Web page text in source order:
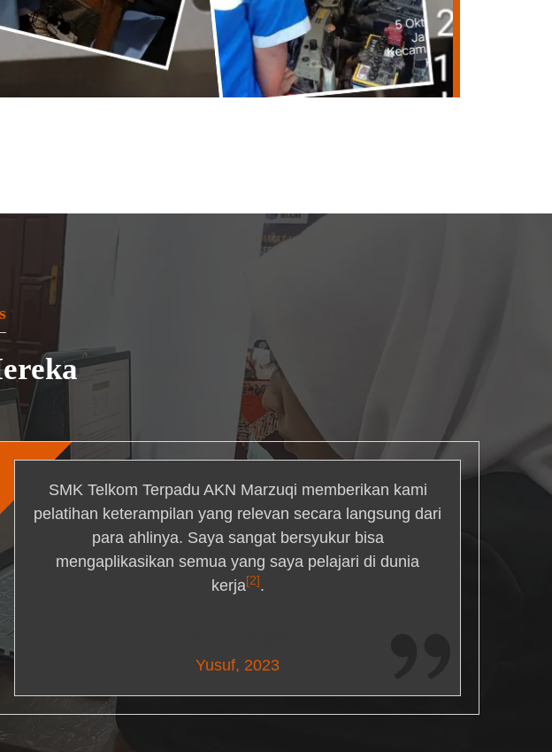
SMK Telkom Terpadu AKN Marzuqi memberikan kami
pelatihan keterampilan yang relevan secara langsung dari
para ahlinya. Saya sangat bersyukur bisa
mengaplikasikan semua yang saya pelajari di dunia
kerja[2].
Yusuf, 2023